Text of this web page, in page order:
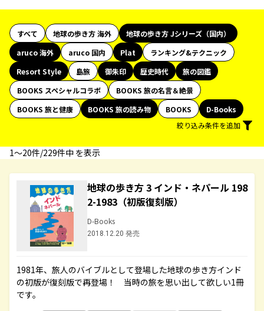
すべて 地球の歩き方 海外
地球の歩き方 Jシリーズ（国内）
aruco 海外
aruco 国内 Plat
ランキング&テクニック
Resort Style
島旅 御朱印 歴史時代
旅の図鑑
BOOKS スペシャルコラボ
BOOKS 旅の名言＆絶景
BOOKS 旅と健康
BOOKS 旅の読み物 BOOKS
D-Books
絞り込み条件を追加
1〜20件/229件中 を表示
地球の歩き方 3 インド・ネパール 198
2-1983（初版復刻版）
D-Books
2018.12.20 発売
1981年、旅人のバイブルとして登場した地球の歩き方インド
の初版が復刻版で再登場！ 当時の旅を思い出して欲しい1冊
です。